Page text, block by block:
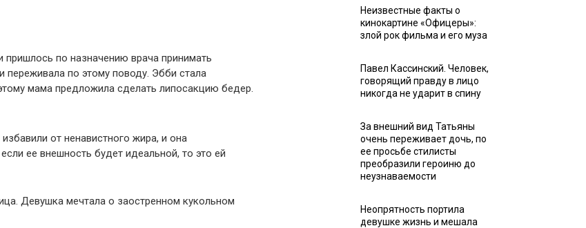
по назначению врача принимать
переживала по этому поводу. Эбби стала
мама предложила сделать липосакцию бедер.
от ненавистного жира, и она
ее внешность будет идеальной, то это ей
Девушка мечтала о заостренном кукольном
Неизвестные факты о
кинокартине «Офицеры»:
злой рок фильма и его муза
Павел Кассинский. Человек,
говорящий правду в лицо
никогда не ударит в спину
За внешний вид Татьяны
очень переживает дочь, по
ее просьбе стилисты
преобразили героиню до
неузнаваемости
Неопрятность портила
девушке жизнь и мешала